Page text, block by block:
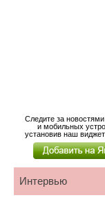
Следите за новостями
и мобильных
установив наш
Интервью